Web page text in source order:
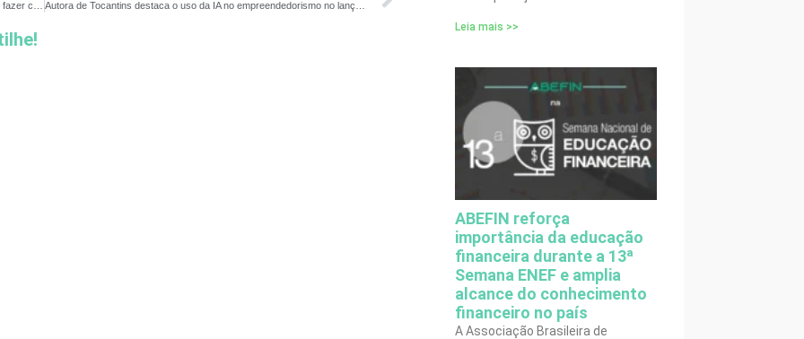
Leia mais >>
ABEFIN reforça
importância da educação
financeira durante a 13ª
Semana ENEF e amplia
alcance do conhecimento
financeiro no país
A Associação Brasileira de